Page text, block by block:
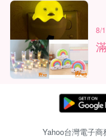
8/
Yahoo台灣電子